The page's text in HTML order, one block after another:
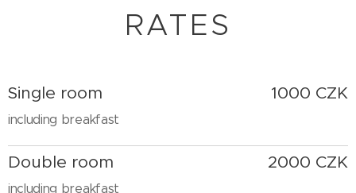
RATES
Single room
including breakfast
1000 CZK
Double room
including breakfast
2000 CZK